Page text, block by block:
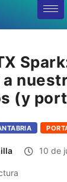
a
(y
10 de